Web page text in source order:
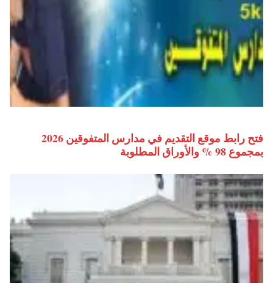
فتح رابط موقع التقديم في مدارس المتفوقين 2026
بمجموع 98 % والأوراق المطلوبة